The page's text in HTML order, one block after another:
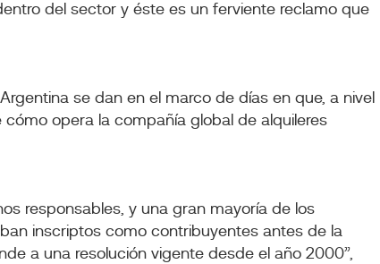
del sector y éste es un ferviente reclamo que
se dan en el marco de días en que, a nivel
opera la compañía global de alquileres
responsables, y una gran mayoría de los
inscriptos como contribuyentes antes de la
a una resolución vigente desde el año 2000”,